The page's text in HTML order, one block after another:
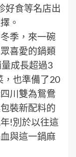
好食等名店出
。
季，來一碗
喜愛的鍋類
成長超過3
，也準備了20
川雙為鴛鴦
裝新配料的
!別於以往這
與這一鍋麻